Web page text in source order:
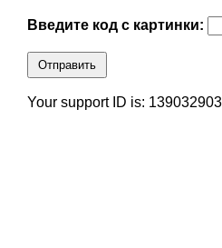
Введите код с картинки:
Отправить
Your support ID is: